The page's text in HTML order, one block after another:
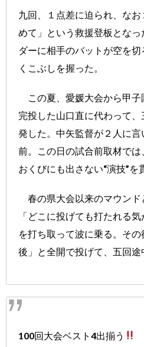
九回、１点差に迫られ、な
めて」という救援登板とな
ダーに相手のバットが空を
くこぶしを握った。
この夏、愛媛大会から甲子
完投した山口直に代わって
発した。中矢監督が２人に
前。この日の試合前取材で
おくびにも出さない“演技”を
春の県大会以来のマウンド
「どこに投げても打たれる
を打ち取って波に乗る。そ
後」と全開で投げて、五回途
100回大会ベスト4出揃う